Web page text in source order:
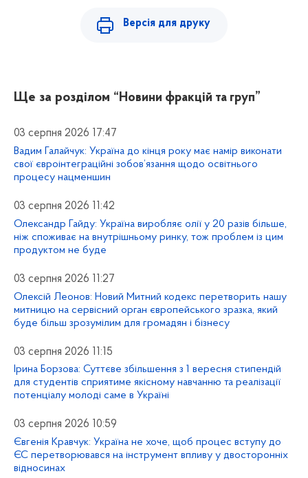
Версія для друку
Ще за розділом “Новини фракцій та груп”
03 серпня 2026 17:47
Вадим Галайчук: Україна до кінця року має намір виконати
свої євроінтеграційні зобов’язання щодо освітнього
процесу нацменшин
03 серпня 2026 11:42
Олександр Гайду: Україна виробляє олії у 20 разів більше,
ніж споживає на внутрішньому ринку, тож проблем із цим
продуктом не буде
03 серпня 2026 11:27
Олексій Леонов: Новий Митний кодекс перетворить нашу
митницю на сервісний орган європейського зразка, який
буде більш зрозумілим для громадян і бізнесу
03 серпня 2026 11:15
Ірина Борзова: Суттєве збільшення з 1 вересня стипендій
для студентів сприятиме якісному навчанню та реалізації
потенціалу молоді саме в Україні
03 серпня 2026 10:59
Євгенія Кравчук: Україна не хоче, щоб процес вступу до
ЄС перетворювався на інструмент впливу у двосторонніх
відносинах